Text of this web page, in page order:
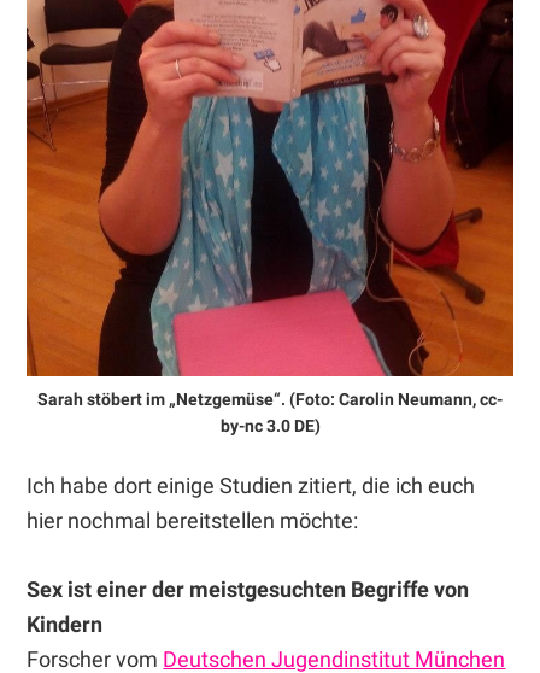
Sarah stöbert im „Netzgemüse“. (Foto: Carolin Neumann, cc-
by-nc 3.0 DE)
Ich habe dort einige Studien zitiert, die ich euch
hier nochmal bereitstellen möchte:
Sex ist einer der meistgesuchten Begriffe von
Kindern
Forscher vom Deutschen Jugendinstitut München